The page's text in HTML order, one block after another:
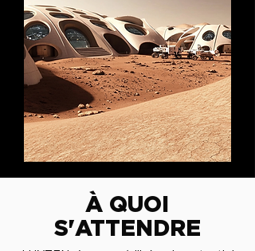
À QUOI
S'ATTENDRE